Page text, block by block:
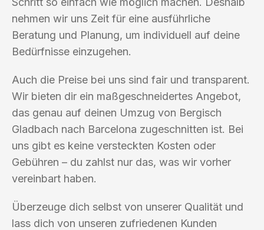
nehmen wir uns Zeit für eine ausführliche
Beratung und Planung, um individuell auf deine
Bedürfnisse einzugehen.
Auch die Preise bei uns sind fair und transparent.
Wir bieten dir ein maßgeschneidertes Angebot,
das genau auf deinen Umzug von Bergisch
Gladbach nach Barcelona zugeschnitten ist. Bei
uns gibt es keine versteckten Kosten oder
Gebühren – du zahlst nur das, was wir vorher
vereinbart haben.
Überzeuge dich selbst von unserer Qualität und
lass dich von unseren zufriedenen Kunden